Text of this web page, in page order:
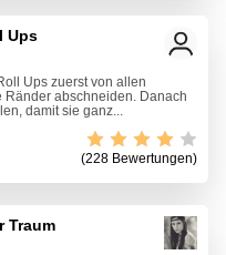
Ups
Ups zuerst von allen
Ränder abschneiden. Danach
damit sie ganz...
(228 Bewertungen)
Traum